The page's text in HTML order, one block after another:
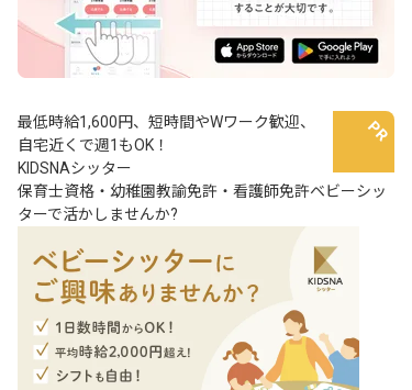
最低時給1,600円、短時間やWワーク歓迎、
自宅近くで週1もOK！
KIDSNAシッター
保育士資格・幼稚園教諭免許・看護師免許ベビーシッ
ターで活かしませんか?